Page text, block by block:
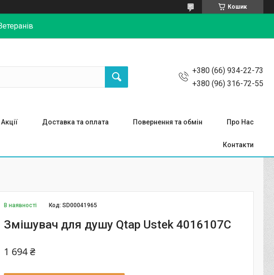
Кошик
+380 (66) 934-22-73
+380 (96) 316-72-55
Акції Доставка та оплата Повернення та обмін Про Нас
Контакти
В наявності Код:SD00041965
Змішувач для душу Qtap Ustek 4016107C
1 694 ₴